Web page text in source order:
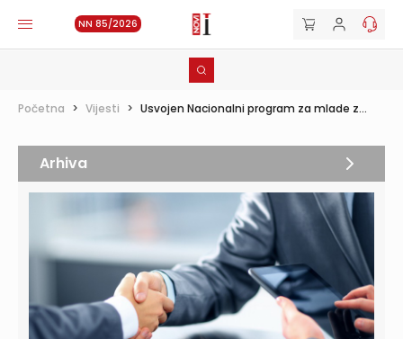
NN 85/2026
Početna > Vijesti > Usvojen Nacionalni program za mlade z...
Arhiva